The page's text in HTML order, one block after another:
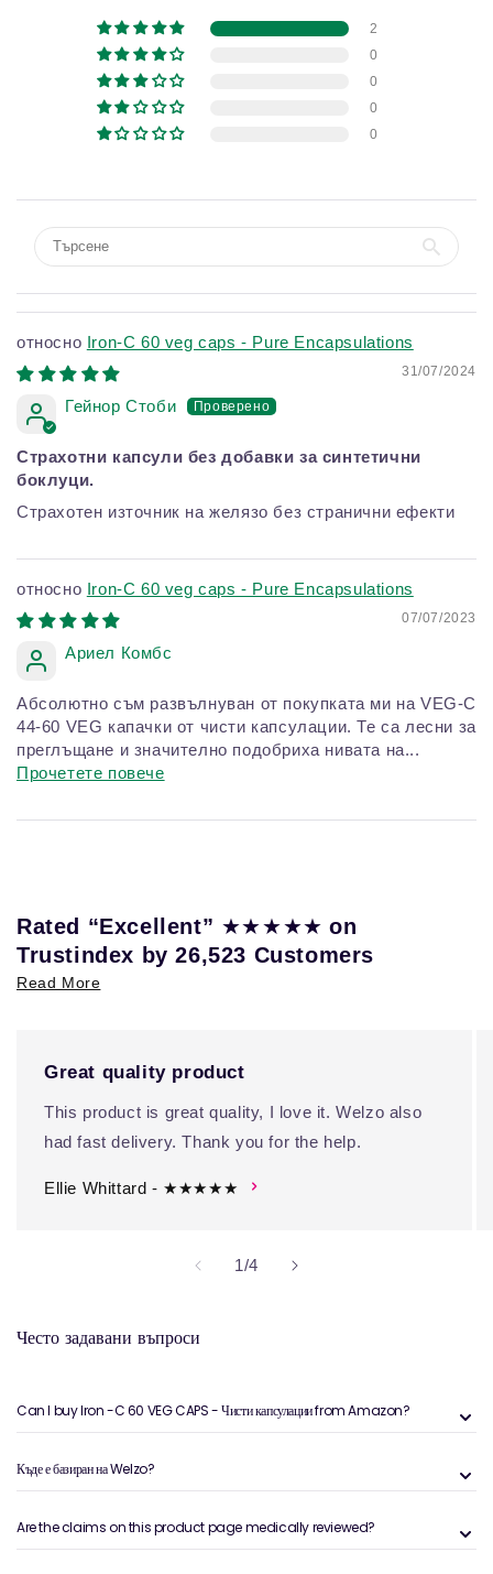
2
0
0
0
0
Iron-C 60 veg caps - Pure Encapsulations
31/07/2024
Гейнор Стоби
Страхотни капсули без добавки за синтетични
боклуци.
Страхотен източник на желязо без странични ефекти
Iron-C 60 veg caps - Pure Encapsulations
07/07/2023
Ариел Комбс
Абсолютно съм развълнуван от покупката ми на VEG-C
44-60 VEG капачки от чисти капсулации. Те са лесни за
преглъщане и значително подобриха нивата на...
Прочетете повече
Rated “Excellent” ★★★★★on
Trustindex by 26,523 Customers
Read More
Great quality product
This product is great quality, I love it. Welzo also
had fast delivery. Thank you for the help.
Ellie Whittard - ★★★★★
1/на
4
Често задавани въпроси
Can I buy Iron -C 60 VEG CAPS - Чисти капсулации from Amazon?
Къде е базиран на Welzo?
Are the claims on this product page medically reviewed?